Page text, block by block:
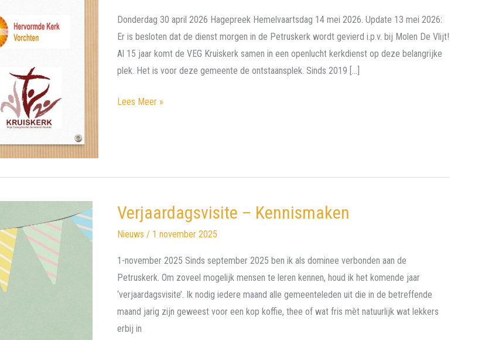
Donderdag 30 april 2026 Hagepreek Hemelvaartsdag 14 mei 2026. Update 13 mei 2026:
Er is besloten dat de dienst morgen in de Petruskerk wordt gevierd i.p.v. bij Molen De Vlijt!
Al 15 jaar komt de VEG Kruiskerk samen in een openlucht kerkdienst op deze belangrijke
plek. Het is voor deze gemeente de ontstaansplek. Sinds 2019 […]
Hemelvaartsdag
Lees Meer »
Verjaardagsvisite – Kennismaken
Nieuws / 1 november 2025
1-november 2025 Sinds september 2025 ben ik als dominee verbonden aan de
Petruskerk. Om zoveel mogelijk mensen te leren kennen, houd ik het komende jaar
‘verjaardagsvisite’. Ik nodig iedere maand alle gemeenteleden uit die in de betreffende
maand jarig zijn geweest voor een kop koffie, thee of wat fris mèt natuurlijk wat lekkers
erbij in